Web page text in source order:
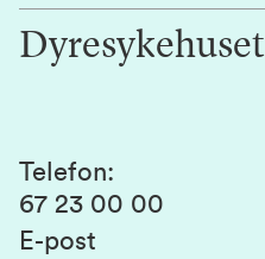
Alumni
Kontakt oss
Innovasjon
Studentlivet
Studier og emner
Studenttinget
Dyresykehuset
Telefon:
67 23 00 00
E-post